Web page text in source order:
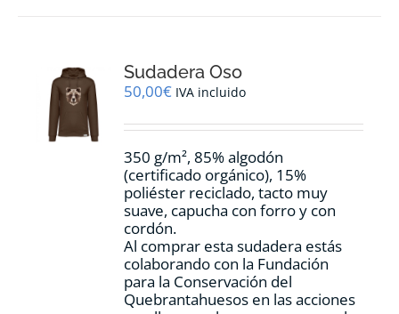
se
pueden
en
página
de
producto
Sudadera Oso
50,00€ IVA incluido
350 g/m², 85% algodón
(certificado orgánico), 15%
poliéster reciclado, tacto muy
suave, capucha con forro y con
cordón.
Al comprar esta sudadera estás
colaborando con la Fundación
para la Conservación del
Quebrantahuesos en las acciones